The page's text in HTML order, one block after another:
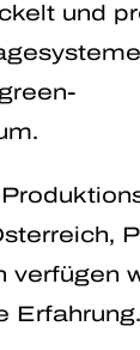
und
verfügen
Erfahrung.